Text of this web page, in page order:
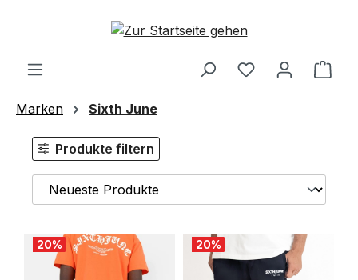
Zum Hauptinhalt springen
Marken Sixth June
Produkte filtern
20% 20%